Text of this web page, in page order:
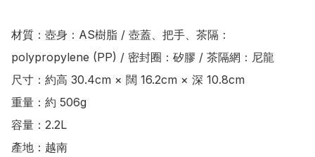
材質：壺身：AS樹脂 / 壺蓋、把手、茶隔：
polypropylene (PP) / 密封圈：矽膠 / 茶隔網：尼龍
尺寸：約高 30.4cm × 闊 16.2cm × 深 10.8cm
重量：約 506g
容量：2.2L
產地：越南